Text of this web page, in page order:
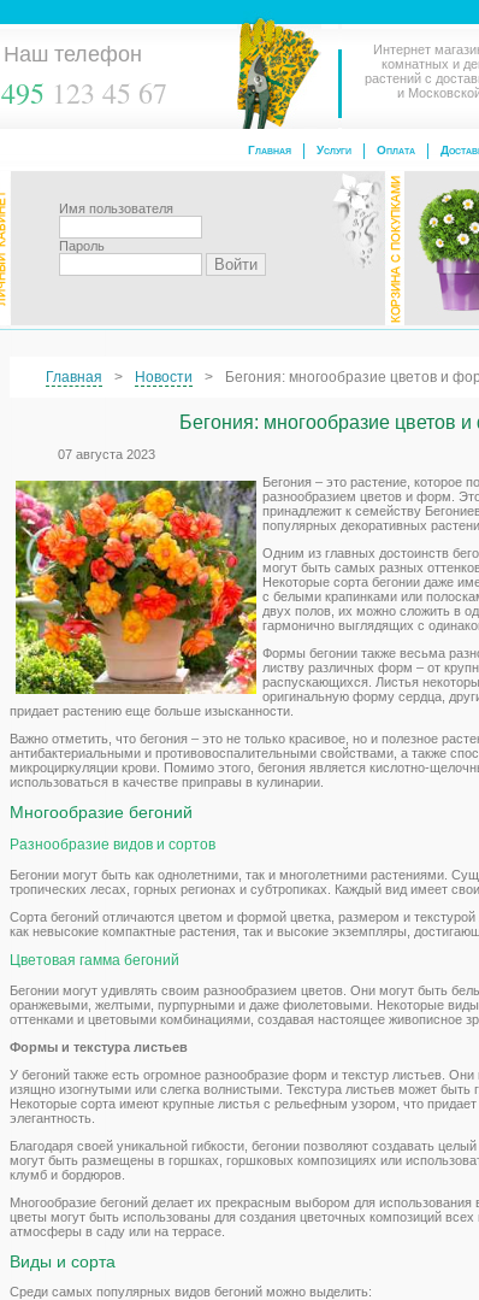
Наш телефон
495 123 45 67
Интернет
комнатных и
растений с
и
Оплата
Услуги
Главная
Имя пользователя
Пароль
Главная Новости Бегония: многообразие цветов и
Бегония: многообразие цветов
07 августа 2023
Бегония – это растение, которое
разнообразием цветов и форм.
принадлежит к семейству
популярных декоративных
Одним из главных достоинств
могут быть самых разных
Некоторые сорта бегонии даже
с белыми крапинками или
двух полов, их можно сложить в
гармонично выглядящих с
Формы бегонии также весьма
листву различных форм – от
распускающихся. Листья
оригинальную форму сердца,
придает растению еще больше изысканности.
Важно отметить, что бегония – это не только красивое, но и полезное
антибактериальными и противовоспалительными свойствами, а также
микроциркуляции крови. Помимо этого, бегония является кислотно-
использоваться в качестве приправы в кулинарии.
Многообразие бегоний
Разнообразие видов и сортов
Бегонии могут быть как однолетними, так и многолетними растениями.
тропических лесах, горных регионах и субтропиках. Каждый вид имеет
Сорта бегоний отличаются цветом и формой цветка, размером и
как невысокие компактные растения, так и высокие экземпляры,
Цветовая гамма бегоний
Бегонии могут удивлять своим разнообразием цветов. Они могут быть
оранжевыми, желтыми, пурпурными и даже фиолетовыми. Некоторые
оттенками и цветовыми комбинациями, создавая настоящее живописное
Формы и текстура листьев
У бегоний также есть огромное разнообразие форм и текстур листьев. Они
изящно изогнутыми или слегка волнистыми. Текстура листьев может быть
Некоторые сорта имеют крупные листья с рельефным узором, что
элегантность.
Благодаря своей уникальной гибкости, бегонии позволяют создавать
могут быть размещены в горшках, горшковых композициях или
клумб и бордюров.
Многообразие бегоний делает их прекрасным выбором для
цветы могут быть использованы для создания цветочных композиций всех
атмосферы в саду или на террасе.
Виды и сорта
Среди самых популярных видов бегоний можно выделить: